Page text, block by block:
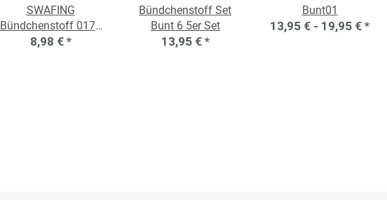
SWAFING
Bündchenstoff 0177
Braun
8,98 € *
Bündchenstoff Set
Bunt 6 5er Set
13,95 € *
Bunt01
13,95 € - 19,95 € *